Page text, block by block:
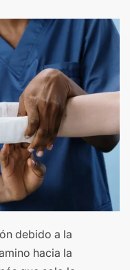
debido a la
hacia la